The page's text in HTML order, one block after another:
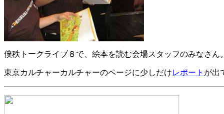
僕秩トークライブ８で、絵本を読む会場スタッフのみなさん。
東京カルチャーカルチャーのページに少しだけレポート が出